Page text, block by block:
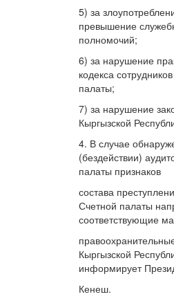
5) за
превышение
полномочий;
6) за нарушение
кодекса
палаты;
7) за нарушение
Кыргызской
4. В случае
(бездействии)
палаты признаков
состава
Счетной палаты
соответствующие
Кыргызской
информирует
Кенеш.